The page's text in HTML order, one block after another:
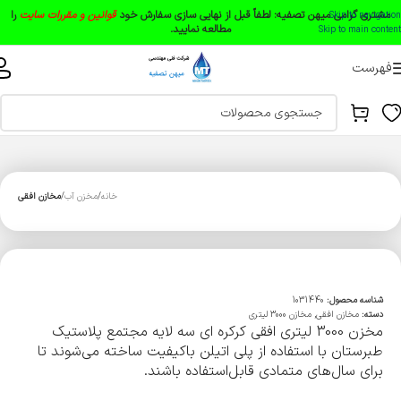
Skip to navigation
Skip to main content
مشتری گرامی میهن تصفیه: لطفاً قبل از نهایی سازی سفارش خودقوانین و مقررات سایت را
مطالعه نمایید.
فهرست
خانه مخزن آب مخازن افقی
شناسه محصول: 1031440
دسته: مخازن افقی, مخازن 3000 لیتری
مخزن 3000 لیتری افقی کرکره ای سه لایه مجتمع پلاستیک
طبرستان با استفاده از پلی اتیلن باکیفیت ساخته می‌شوند تا
برای سال‌های متمادی قابل‌استفاده باشند.